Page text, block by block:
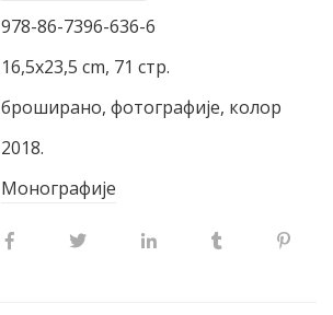
978-86-7396-636-6
16,5x23,5 cm, 71 стр.
броширано, фотографије, колор
2018.
Монографије